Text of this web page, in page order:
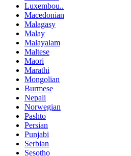
Luxembou..
Macedonian
Malagasy
Malay
Malayalam
Maltese
Maori
Marathi
Mongolian
Burmese
Nepali
Norwegian
Pashto
Persian
Punjabi
Serbian
Sesotho